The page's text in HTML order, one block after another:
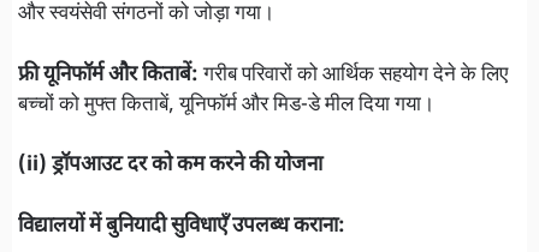
और स्वयंसेवी संगठनों को जोड़ा गया।
फ्री यूनिफॉर्म और किताबें:गरीब परिवारों को आर्थिक सहयोग देने के लिए
बच्चों को मुफ्त किताबें, यूनिफॉर्म और मिड-डे मील दिया गया।
(ii) ड्रॉपआउट दर को कम करने की योजना
विद्यालयों में बुनियादी सुविधाएँ उपलब्ध कराना: